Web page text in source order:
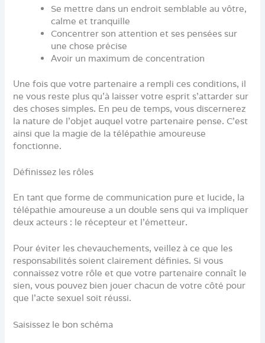
Se mettre dans un endroit semblable au vôtre,
calme et tranquille
Concentrer son attention et ses pensées sur
une chose précise
Avoir un maximum de concentration
Une fois que votre partenaire a rempli ces conditions, il
ne vous reste plus qu’à laisser votre esprit s’attarder sur
des choses simples. En peu de temps, vous discernerez
la nature de l’objet auquel votre partenaire pense. C’est
ainsi que la magie de la télépathie amoureuse
fonctionne.
Définissez les rôles
En tant que forme de communication pure et lucide, la
télépathie amoureuse a un double sens qui va impliquer
deux acteurs : le récepteur et l’émetteur.
Pour éviter les chevauchements, veillez à ce que les
responsabilités soient clairement définies. Si vous
connaissez votre rôle et que votre partenaire connaît le
sien, vous pouvez bien jouer chacun de votre côté pour
que l’acte sexuel soit réussi.
Saisissez le bon schéma